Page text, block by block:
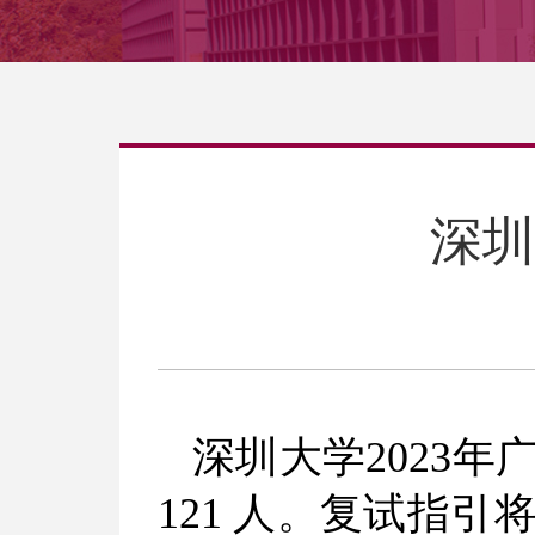
深
深圳大学2023年
121 人。复试指引